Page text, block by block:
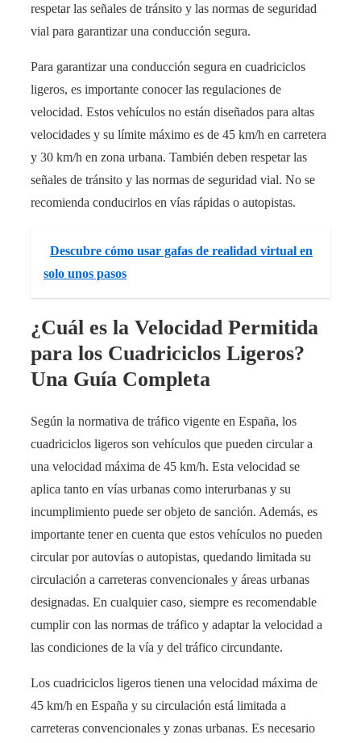
respetar las señales de tránsito y las normas de seguridad
vial para garantizar una conducción segura.
Para garantizar una conducción segura en cuadriciclos
ligeros, es importante conocer las regulaciones de
velocidad. Estos vehículos no están diseñados para altas
velocidades y su límite máximo es de 45 km/h en carretera
y 30 km/h en zona urbana. También deben respetar las
señales de tránsito y las normas de seguridad vial. No se
recomienda conducirlos en vías rápidas o autopistas.
Descubre cómo usar gafas de realidad virtual en
solo unos pasos
¿Cuál es la Velocidad Permitida
para los Cuadriciclos Ligeros?
Una Guía Completa
Según la normativa de tráfico vigente en España, los
cuadriciclos ligeros son vehículos que pueden circular a
una velocidad máxima de 45 km/h. Esta velocidad se
aplica tanto en vías urbanas como interurbanas y su
incumplimiento puede ser objeto de sanción. Además, es
importante tener en cuenta que estos vehículos no pueden
circular por autovías o autopistas, quedando limitada su
circulación a carreteras convencionales y áreas urbanas
designadas. En cualquier caso, siempre es recomendable
cumplir con las normas de tráfico y adaptar la velocidad a
las condiciones de la vía y del tráfico circundante.
Los cuadriciclos ligeros tienen una velocidad máxima de
45 km/h en España y su circulación está limitada a
carreteras convencionales y zonas urbanas. Es necesario